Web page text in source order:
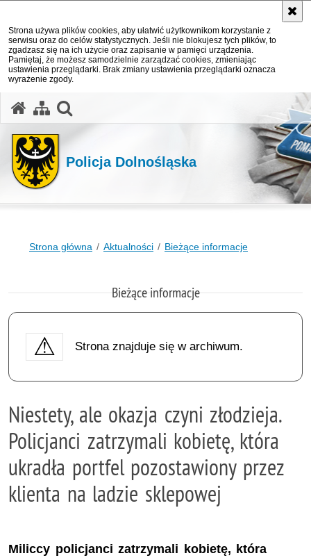
Strona używa plików cookies, aby ułatwić użytkownikom korzystanie z
serwisu oraz do celów statystycznych. Jeśli nie blokujesz tych plików, to
zgadzasz się na ich użycie oraz zapisanie w pamięci urządzenia.
Pamiętaj, że możesz samodzielnie zarządzać cookies, zmieniając
ustawienia przeglądarki. Brak zmiany ustawienia przeglądarki oznacza
wyrażenie zgody.
Policja Dolnośląska
Strona główna Aktualności Bieżące informacje
Bieżące informacje
Strona znajduje się w archiwum.
Niestety, ale okazja czyni złodzieja.
Policjanci zatrzymali kobietę, która
ukradła portfel pozostawiony przez
klienta na ladzie sklepowej
Miliccy policjanci zatrzymali kobietę, która